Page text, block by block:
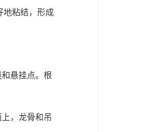
地粘结，形成
悬挂点。根
，龙骨和吊